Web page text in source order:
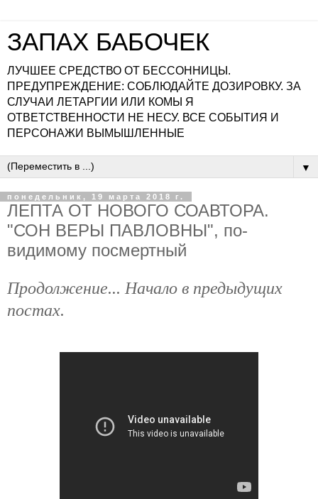
ЗАПАХ БАБОЧЕК
ЛУЧШЕЕ СРЕДСТВО ОТ БЕССОННИЦЫ.
ПРЕДУПРЕЖДЕНИЕ: СОБЛЮДАЙТЕ ДОЗИРОВКУ. ЗА
СЛУЧАИ ЛЕТАРГИИ ИЛИ КОМЫ Я
ОТВЕТСТВЕННОСТИ НЕ НЕСУ. ВСЕ СОБЫТИЯ И
ПЕРСОНАЖИ ВЫМЫШЛЕННЫЕ
▼
понедельник, 19 марта 2018 г.
ЛЕПТА ОТ НОВОГО СОАВТОРА.
"СОН ВЕРЫ ПАВЛОВНЫ", по-
видимому посмертный
Продолжение... Начало в предыдущих
постах.